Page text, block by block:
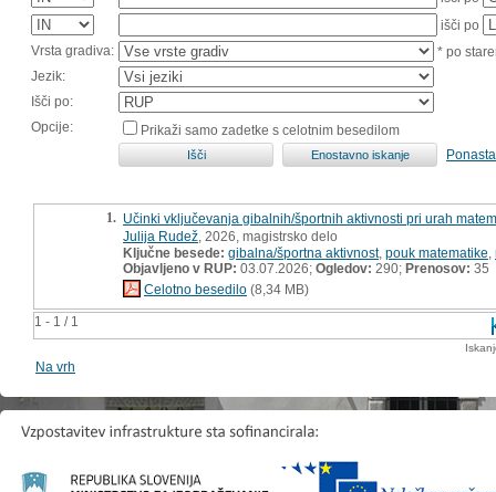
išči po
Vrsta gradiva:
* po
Jezik:
Išči po:
Opcije:
Prikaži samo zadetke s celotnim besedilom
1 - 1 / 1
1. Učinki vključevanja gibalnih/športnih aktivnosti pri urah
Julija Rudež , 2026, magistrsko delo
Ključne besede: gibalna/športna aktivnost, pouk matematike
Objavljeno v RUP: 03.07.2026; Ogledov: 290; Prenosov: 35
Celotno besedilo (8,34 MB)
Na vrh